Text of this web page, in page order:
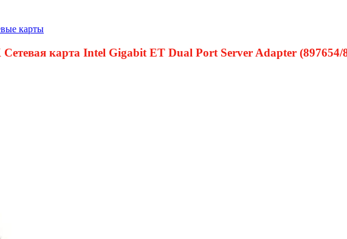
карты
карта Intel Gigabit ET Dual Port Server Adapter (897654/